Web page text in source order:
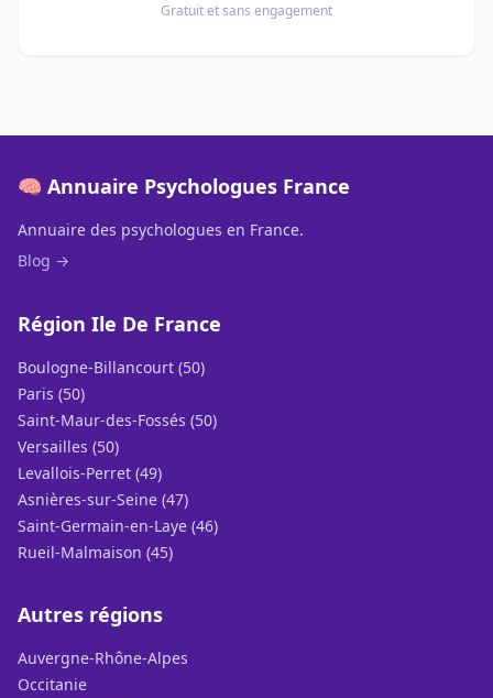
Gratuit et sans engagement
🧠 Annuaire Psychologues France
Annuaire des psychologues en France.
Blog →
Région Ile De France
Boulogne-Billancourt (50)
Paris (50)
Saint-Maur-des-Fossés (50)
Versailles (50)
Levallois-Perret (49)
Asnières-sur-Seine (47)
Saint-Germain-en-Laye (46)
Rueil-Malmaison (45)
Autres régions
Auvergne-Rhône-Alpes
Occitanie